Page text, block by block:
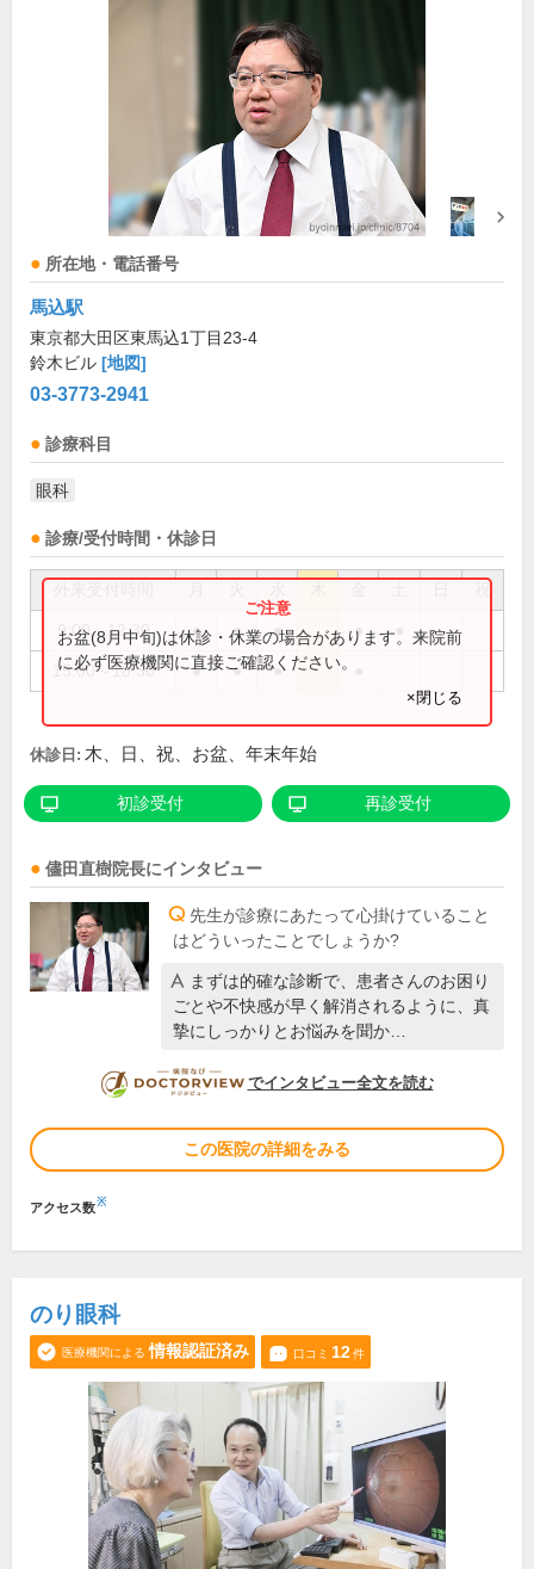
所在地・電話番号
馬込駅
東京都大田区東馬込1丁目23-4
鈴木ビル [地図]
03-3773-2941
診療科目
眼科
診療/受付時間・休診日
9:00～12:30 ● ● ● ●
15:00～18:30 ● ● ●
お盆(8月中旬)は休診・休業の場合があります。来院前
に必ず医療機関に直接ご確認ください。
×閉じる
休診日: 木、日、祝、お盆、年末年始
初診受付 再診受付
儘田直樹院長にインタビュー
先生が診療にあたって心掛けていること
はどういったことでしょうか?
まずは的確な診断で、患者さんのお困り
ごとや不快感が早く解消されるように、真
摯にしっかりとお悩みを聞か…
DOCTORVIEW
でインタビュー全文を読む
この医院の詳細をみる
アクセス数※
のり眼科
医療機関による 情報認証済み 口コミ 12件